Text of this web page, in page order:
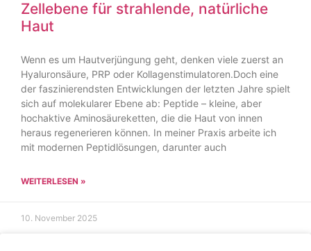
Zellebene für strahlende, natürliche
Haut
Wenn es um Hautverjüngung geht, denken viele zuerst an
Hyaluronsäure, PRP oder Kollagenstimulatoren.Doch eine
der faszinierendsten Entwicklungen der letzten Jahre spielt
sich auf molekularer Ebene ab: Peptide – kleine, aber
hochaktive Aminosäureketten, die die Haut von innen
heraus regenerieren können. In meiner Praxis arbeite ich
mit modernen Peptidlösungen, darunter auch
WEITERLESEN »
10. November 2025